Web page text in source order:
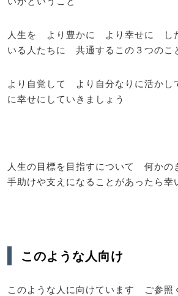
人生を より豊かに より幸せに し
いる人たちに 共通するこの３つのこ
より自覚して より自分なりに活か
に幸せにしていきましょう
人生の目標を目指すについて 何かの
手助けや支えになることがあったら幸
このような人向け
このような人に向けています ご参照